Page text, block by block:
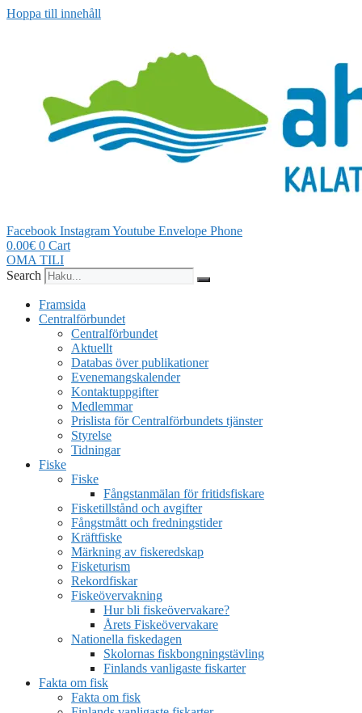
Hoppa till innehåll
Facebook InstagramYoutube Envelope Phone
0.00€ 0 Cart
OMA TILI
Search
Framsida
Centralförbundet
Centralförbundet
Aktuellt
Databas över publikationer
Evenemangskalender
Kontaktuppgifter
Medlemmar
Prislista för Centralförbundets tjänster
Styrelse
Tidningar
Fiske
Fiske
Fångstanmälan för fritidsfiskare
Fisketillstånd och avgifter
Fångstmått och fredningstider
Kräftfiske
Märkning av fiskeredskap
Fisketurism
Rekordfiskar
Fiskeövervakning
Hur bli fiskeövervakare?
Årets Fiskeövervakare
Nationella fiskedagen
Skolornas fiskbongningstävling
Finlands vanligaste fiskarter
Fakta om fisk
Fakta om fisk